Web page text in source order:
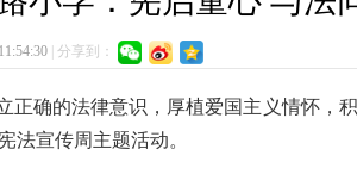
分享到：
正确的法律意识，厚植爱国主义情怀，
法宣传周主题活动。